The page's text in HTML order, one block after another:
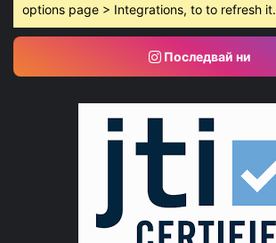
options page > Integrations, to to refresh it.
Последвай ни